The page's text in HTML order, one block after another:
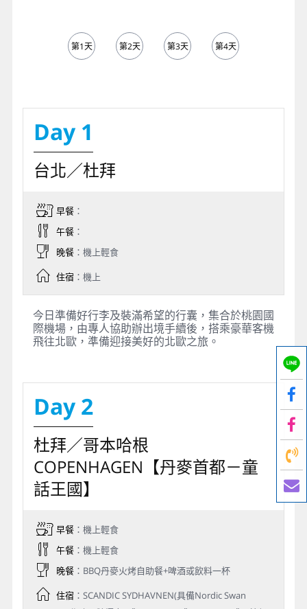
第1天 第2天 第3天 第4天
Day 1
台北／杜拜
早餐：
午餐：
晚餐：機上輕食
住宿：機上
今日準備好行李及裝滿希望的行囊，集合於桃園國
際機場，由專人協助辦出境手續後，搭乘豪華客機
飛往北歐，準備迎接美好的北歐之旅。
Day 2
杜拜／哥本哈根
COPENHAGEN【丹麥首都－童
話王國】
早餐：機上輕食
午餐：機上輕食
晚餐：BBQ丹麥火烤自助餐+啤酒或飲料一杯
住宿：SCANDIC SYDHAVNEN(具備Nordic Swan